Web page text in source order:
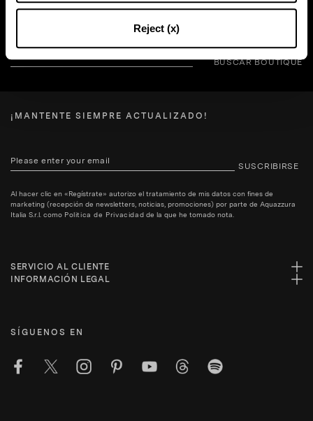
Reject (x)
Busca una boutique cerca de usted
BUSCAR BOUTIQUE
¡MANTENTE SIEMPRE ACTUALIZADO!
SUSCRIBIRSE
Al hacer clic en «Regístrate» autorizo el tratamiento de mis datos con fines de
marketing (recepción de newsletters, noticias, promociones) por parte de Aquazzura
Italia S.r.l. como Politica de Privacidad de la que he tomado nota.
SERVICIO AL CLIENTE
INFORMACIÓN LEGAL
SÍGUENOS EN